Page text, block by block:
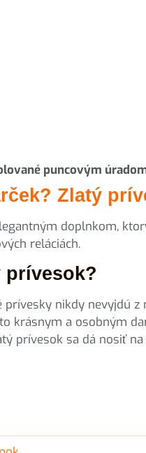
puncovým
Zlatý
doplnkom,
reláciách.
prívesok?
prívesky nikdy nevyjdú
krásnym a osobným
prívesok sa dá nosiť